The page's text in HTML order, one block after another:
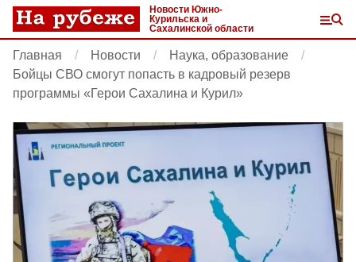
Новости Южно-
Курильска и
Сахалинской области
Главная Новости
Наука, образование
Бойцы СВО смогут попасть в кадровый резерв
программы «Герои Сахалина и Курил»